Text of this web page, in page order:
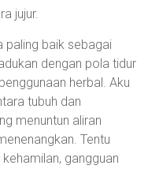
jujur.
paling baik sebagai
dengan pola tidur
herbal. Aku
tubuh dan
menuntun aliran
Tentu
gangguan